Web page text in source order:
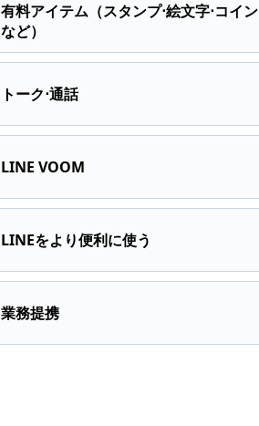
有料アイテム（スタンプ⋅絵文字⋅コイン
など）
トーク⋅通話
LINE VOOM
LINEをより便利に使う
業務提携